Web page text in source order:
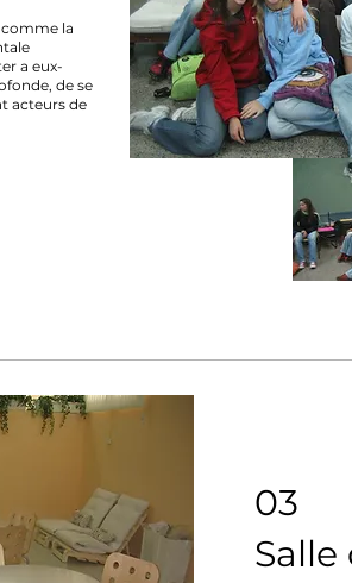
comme la
a eux-
de se
acteurs de
03